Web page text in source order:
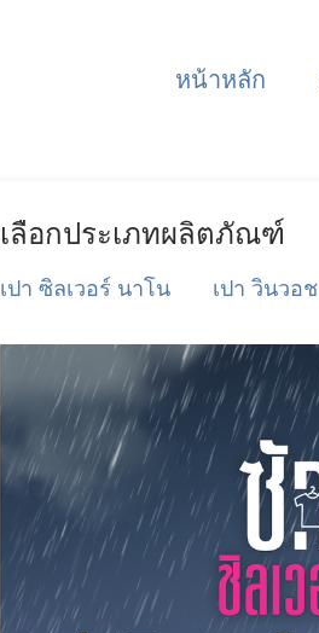
หน้าหลัก
เลือกประเภทผลิตภัณฑ์
เปา ซิลเวอร์ นาโน เปา วินวอช